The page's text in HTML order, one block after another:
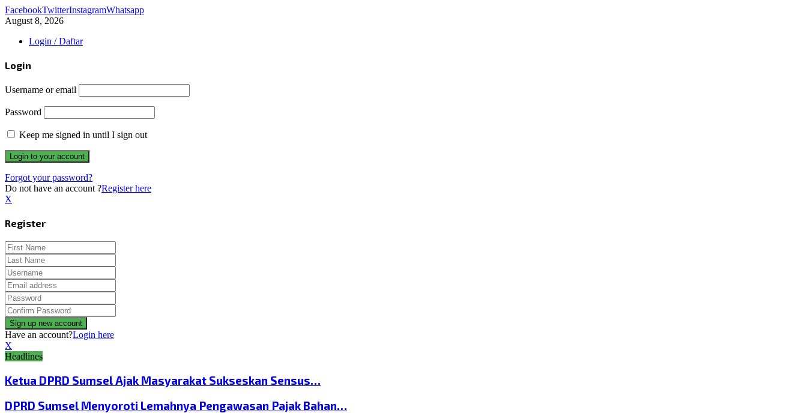
FacebookTwitterInstagramWhatsapp
August 8, 2026
Login / Daftar
Login
Username or email
Password
Keep me signed in until I sign out
Forgot your password?
Do not have an account ?Register here
X
Register
Have an account?Login here
X
Headlines
Ketua DPRD Sumsel Ajak Masyarakat Sukseskan Sensus…
DPRD Sumsel Menyoroti Lemahnya Pengawasan Pajak Bahan…